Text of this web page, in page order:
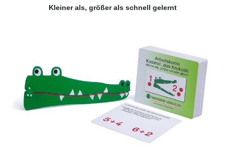
Kleiner als, größer als schnell gelernt